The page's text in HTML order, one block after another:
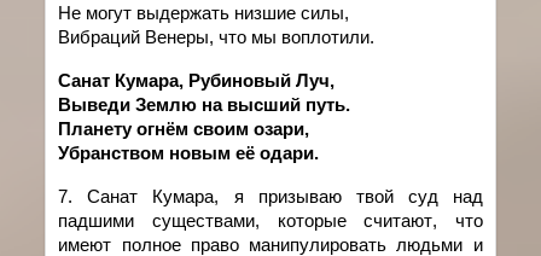
Не могут выдержать низшие силы,
Вибраций Венеры, что мы воплотили.
Санат Кумара, Рубиновый Луч,
Выведи Землю на высший путь.
Планету огнём своим озари,
Убранством новым её одари.
7.Санат Кумара, я призываю твой
суд над
падшими существами, которые считают, что
имеют
полное право манипулировать людьми
и